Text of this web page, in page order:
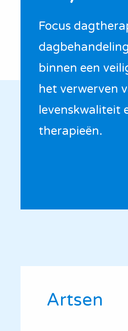
Focus
binnen een
het verwerven
levenskwaliteit
therapieën.
Artsen